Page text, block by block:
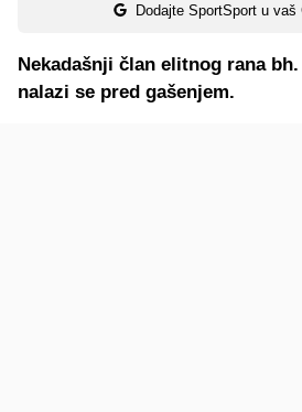
Dodajte SportSport u vaš
Nekadašnji član elitnog rana
nalazi se pred gašenjem.